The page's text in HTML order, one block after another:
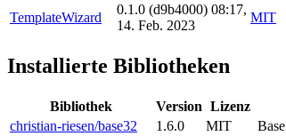
TemplateWizard
0.1.0 (d9b4000) 08:17,
14. Feb. 2023
MIT
Installierte Bibliotheken
Bibliothek Version Lizenz
christian-riesen/base32
1.6.0 MIT